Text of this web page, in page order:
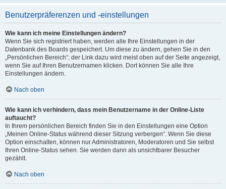
Benutzerpräferenzen und -einstellungen
Wie kann ich meine Einstellungen ändern?
Wenn Sie sich registriert haben, werden alle Ihre Einstellungen in der
Datenbank des Boards gespeichert. Um diese zu ändern, gehen Sie in den
„Persönlichen Bereich“; der Link dazu wird meist oben auf der Seite angezeigt,
wenn Sie auf Ihren Benutzernamen klicken. Dort können Sie alle Ihre
Einstellungen ändern.
Nach oben
Wie kann ich verhindern, dass mein Benutzername in der Online-Liste
auftaucht?
In Ihrem persönlichen Bereich finden Sie in den Einstellungen eine Option
„Meinen Online-Status während dieser Sitzung verbergen“. Wenn Sie diese
Option einschalten, können nur Administratoren, Moderatoren und Sie selbst
Ihren Online-Status sehen. Sie werden dann als unsichtbarer Besucher
gezählt.
Nach oben